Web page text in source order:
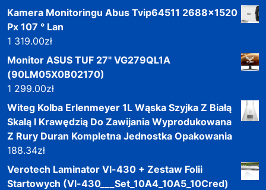
Kamera Monitoringu Abus Tvip64511 2688x1520
Px 107 ° Lan
1 319.00zł
Monitor ASUS TUF 27" VG279QL1A
(90LM05X0B02170)
1 299.00zł
Witeg Kolba Erlenmeyer 1L Wąska Szyjka Z Białą
Skalą I Krawędzią Do Zawijania Wyprodukowana
Z Rury Duran Kompletna Jednostka Opakowania
188.34zł
Verotech Laminator Vl-430 + Zestaw Folii
Startowych (Vl-430___Set_10A4_10A5_10Cred)